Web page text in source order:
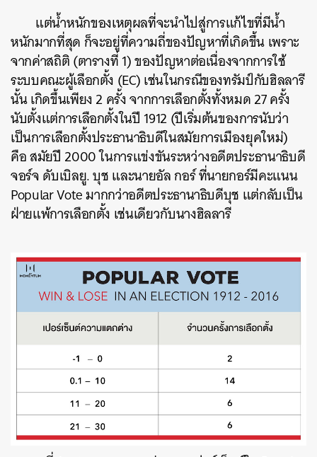
แต่น้ำหนักของเหตุผลที่จะนำไปสู่การแก้ไขที่มีน้ำ
หนักมากที่สุด ก็จะอยู่ที่ความถี่ของปัญหาที่เกิดขึ้น เพราะ
จากค่าสถิติ (ตารางที่ 1) ของปัญหาต่อเนื่องจากการใช้
ระบบคณะผู้เลือกตั้ง (EC) เช่นในกรณีของทรัมป์กับฮิลลารี
นั้น เกิดขึ้นเพียง 2 ครั้ง จากการเลือกตั้งทั้งหมด 27 ครั้ง
นับตั้งแต่การเลือกตั้งในปี 1912 (ปีเริ่มต้นของการนับว่า
เป็นการเลือกตั้งประธานาธิบดีในสมัยการเมืองยุคใหม่)
คือ สมัยปี 2000 ในการแข่งขันระหว่างอดีตประธานาธิบดี
จอร์จ ดับเบิลยู. บุช และนายอัล กอร์ ที่นายกอร์มีคะแนน
Popular Vote มากกว่าอดีตประธานาธิบดีบุช แต่กลับเป็น
ฝ่ายแพ้การเลือกตั้ง เช่นเดียวกับนางฮิลลารี
SHARE TWEET LINE EMAIL